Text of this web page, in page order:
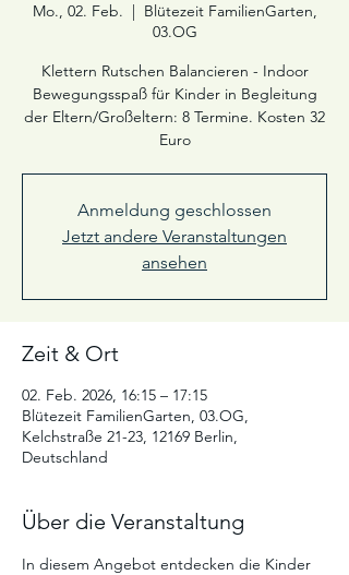
Mo., 02. Feb.
  |
Blütezeit FamilienGarten,
03.OG
Klettern Rutschen Balancieren - Indoor
Bewegungsspaß für Kinder in Begleitung
der Eltern/Großeltern: 8 Termine. Kosten 32
Euro
Anmeldung geschlossen
Jetzt andere Veranstaltungen
ansehen
Zeit & Ort
02. Feb. 2026, 16:15 – 17:15
Blütezeit FamilienGarten, 03.OG,
Kelchstraße 21-23, 12169 Berlin,
Deutschland
Über die Veranstaltung
In diesem Angebot entdecken die Kinder